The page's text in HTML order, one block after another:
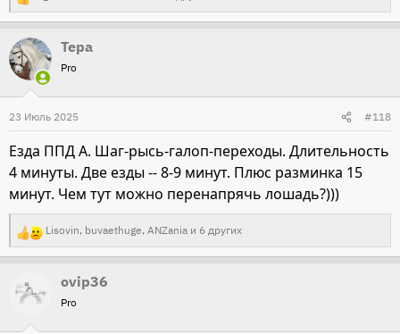
Р
е
а
к
и
и
:
Тера
Pro
23 Июль 2025 #118
Езда ППД А. Шаг-рысь-галоп-переходы. Длительность
4 минуты. Две езды -- 8-9 минут. Плюс разминка 15
минут. Чем тут можно перенапрячь лошадь?)))
Р
е
а
к
Lisovin, buvaethuge, ANZania и 6 других
ovip36
Pro